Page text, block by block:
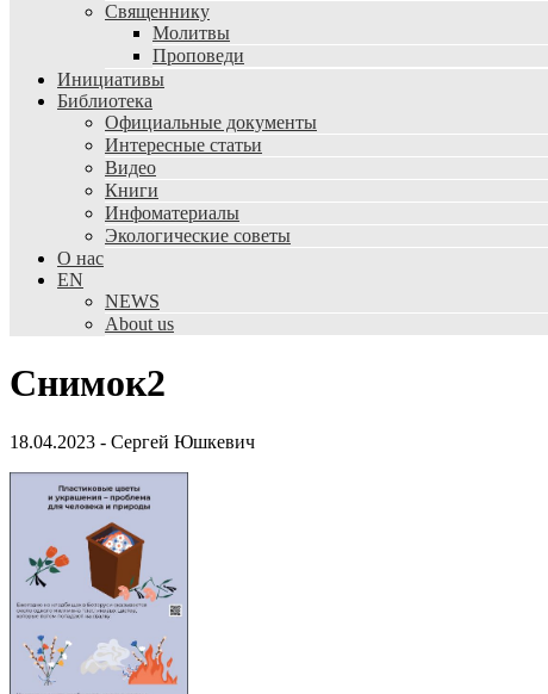
Священнику
Молитвы
Проповеди
Инициативы
Библиотека
Официальные документы
Интересные статьи
Видео
Книги
Инфоматериалы
Экологические советы
О нас
EN
NEWS
About us
Снимок2
18.04.2023 - Сергей Юшкевич